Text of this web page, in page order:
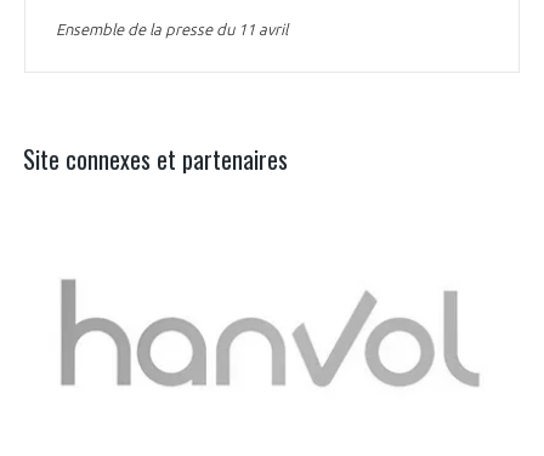
Ensemble de la presse du 11 avril
Site connexes et partenaires